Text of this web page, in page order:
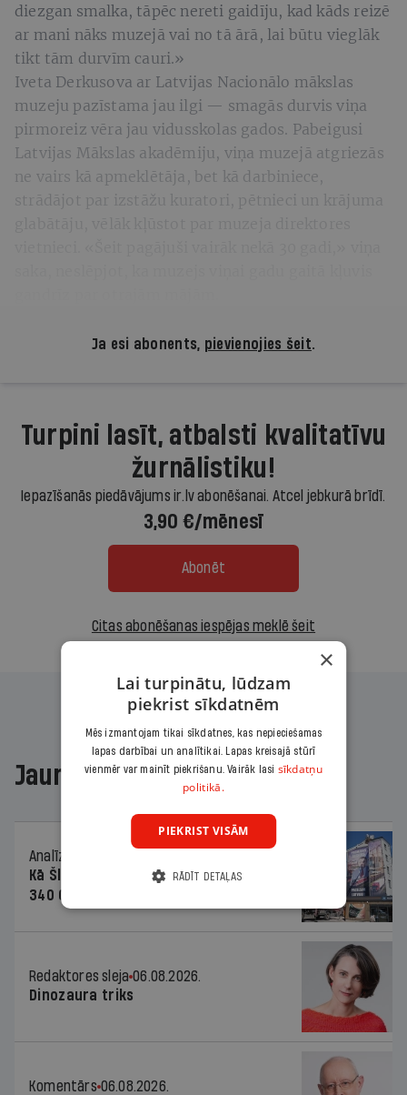
diezgan smalka, tāpēc nereti gaidīju, kad kāds reizē
ar mani nāks muzejā vai no tā ārā, lai būtu vieglāk
tikt tām durvīm cauri.»
Iveta Derkusova ar Latvijas Nacionālo mākslas
muzeju pazīstama jau ilgi — smagās durvis viņa
pirmoreiz vēra jau vidusskolas gados. Pabeigusi
Latvijas Mākslas akadēmiju, viņa muzejā atgriezās
ne vairs kā apmeklētāja, bet kā darbiniece,
strādājot par izstāžu kuratori, pētnieci un krājuma
Ja esi abonents, pievienojies šeit.
Turpini lasīt, atbalsti kvalitatīvu
žurnālistiku!
Iepazīšanās piedāvājums ir.lv abonēšanai. Atcel jebkurā brīdī.
3,90 €/mēnesī
Abonēt
Citas abonēšanas iespējas meklē šeit
Jaunākajā žurnālā
Analīze
Kā Šlesera partija palika nesodīta par
340 000 vērtu reklāmas kampaņu
Redaktores sleja 06.08.2026.
Dinozaura triks
Komentārs 06.08.2026.
×
Lai turpinātu, lūdzam
piekrist sīkdatnēm
Mēs izmantojam tikai sīkdatnes, kas nepieciešamas
lapas darbībai un analītikai. Lapas kreisajā stūrī
vienmēr var mainīt piekrišanu. Vairāk lasi sīkdatņu
politikā.
PIEKRIST VISĀM
RĀDĪT DETAĻAS